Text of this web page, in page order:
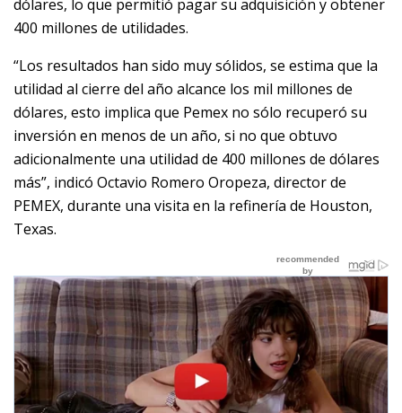
dólares, lo que permitió pagar su adquisición y obtener
400 millones de utilidades.
“Los resultados han sido muy sólidos, se estima que la
utilidad al cierre del año alcance los mil millones de
dólares, esto implica que Pemex no sólo recuperó su
inversión en menos de un año, si no que obtuvo
adicionalmente una utilidad de 400 millones de dólares
más”, indicó Octavio Romero Oropeza, director de
PEMEX, durante una visita en la refinería de Houston,
Texas.